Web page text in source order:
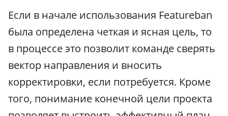
Если в начале использования Featureban
была определена четкая и ясная цель, то
в процессе это позволит команде сверять
вектор направления и вносить
корректировки, если потребуется. Кроме
того, понимание конечной цели проекта